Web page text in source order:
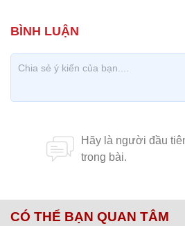
CÓ THỂ BẠN QUAN TÂM